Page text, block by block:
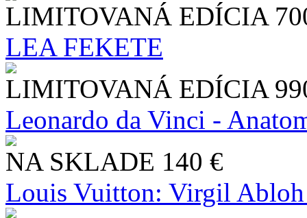
LIMITOVANÁ EDÍCIA
LEA FEKETE
LIMITOVANÁ EDÍCIA
Leonardo da Vinci -
NA SKLADE 140 €
Louis Vuitton: Virgil